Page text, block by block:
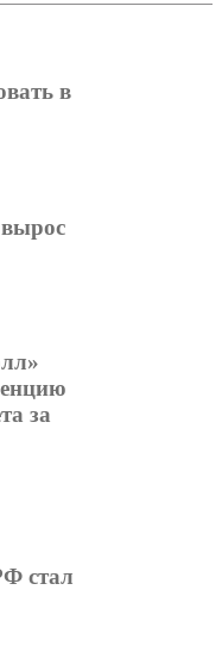
в
вырос
за
стал